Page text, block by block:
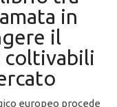
in
il
coltivabili
europeo procede